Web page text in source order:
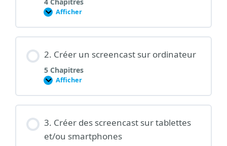
Afficher
1.
2. Créer un screencast sur ordinateur
5 Chapitres
Afficher
2.
un
screencast
ordinateur
3. Créer des screencast sur tablettes
et/ou smartphones